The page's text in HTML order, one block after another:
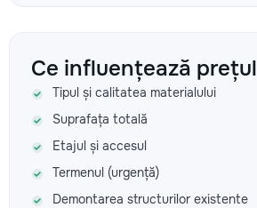
Ce influențează prețul
Tipul și calitatea materialului
Suprafața totală
Etajul și accesul
Termenul (urgență)
Demontarea structurilor existente